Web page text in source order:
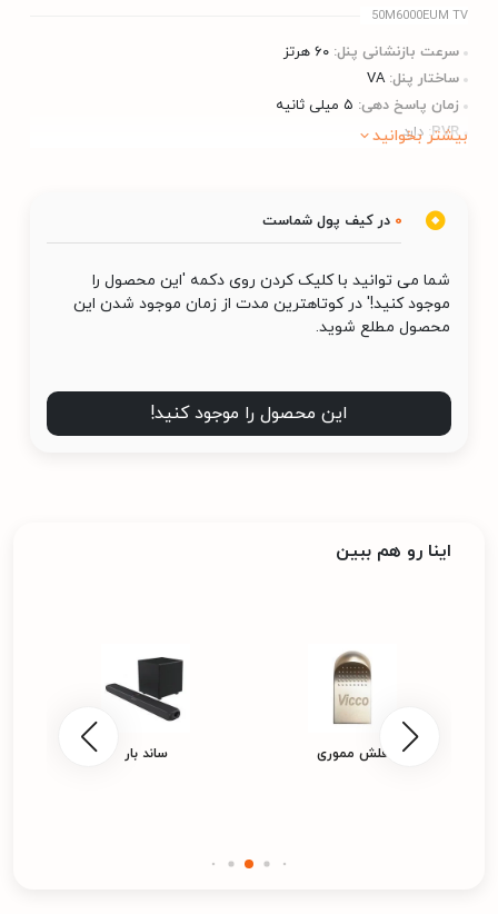
50M6000EUM TV
سرعت بازنشانی پنل: ۶۰ هرتز
ساختار پنل​: VA
زمان پاسخ دهی: ۵ میلی ثانیه
PVR: دارد
بیشتر بخوانید
0 در کیف پول شماست
شما می توانید با کلیک کردن روی دکمه 'این محصول را
موجود کنید!' در کوتاهترین مدت از زمان موجود شدن این
محصول مطلع شوید.
این محصول را موجود کنید!
اینا رو هم ببین
فلش مموری ساند بار